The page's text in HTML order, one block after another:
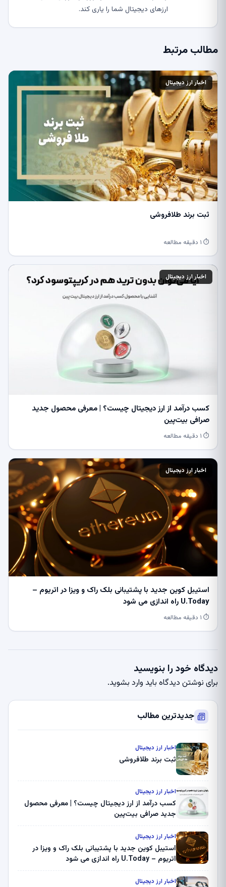
ارزهای دیجیتال شما را یاری کند.
مطالب مرتبط
اخبار ارز دیجیتال
ثبت برند طلافروشی
⏱ ۱ دقیقه مطالعه
اخبار ارز دیجیتال
کسب درآمد از ارز دیجیتال چیست؟ | معرفی محصول جدید
صرافی بیت‌پین
⏱ ۱ دقیقه مطالعه
اخبار ارز دیجیتال
استیبل کوین جدید با پشتیبانی بلک راک و ویزا در اتریوم –
U.Today راه اندازی می شود
⏱ ۱ دقیقه مطالعه
دیدگاه خود را بنویسید
برای نوشتن دیدگاه باید وارد بشوید.
جدیدترین مطالب
اخبار ارز دیجیتال
ثبت برند طلافروشی
اخبار ارز دیجیتال
کسب درآمد از ارز دیجیتال چیست؟ | معرفی محصول
جدید صرافی بیت‌پین
اخبار ارز دیجیتال
استیبل کوین جدید با پشتیبانی بلک راک و ویزا در
اتریوم – U.Today راه اندازی می شود
اخبار ارز دیجیتال